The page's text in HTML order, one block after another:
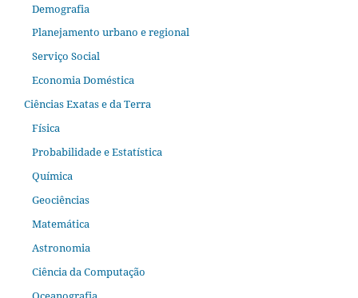
Demografia
Planejamento urbano e regional
Serviço Social
Economia Doméstica
Ciências Exatas e da Terra
Física
Probabilidade e Estatística
Química
Geociências
Matemática
Astronomia
Ciência da Computação